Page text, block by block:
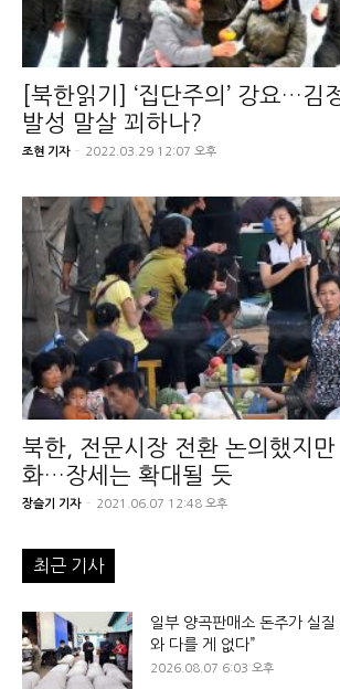
[북한읽기] ‘집단주의’ 강요…김
발성 말살 꾀하나?
조현 기자 - 2022.03.29 12:07 오후
북한, 전문시장 전환 논의했지만
화…장세는 확대될 듯
장슬기 기자 - 2021.06.07 12:48 오후
최근 기사
일부 양곡판매소 돈주가 실
와 다를 게 없다”
2026.08.07 6:03 오후